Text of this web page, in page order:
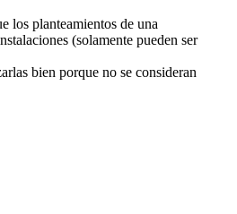
los planteamientos de una
(solamente pueden ser
bien porque no se consideran